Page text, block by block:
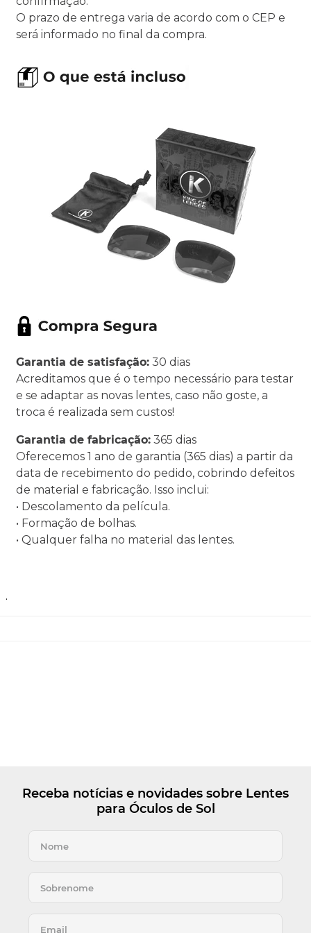
O prazo de entrega varia de acordo com o CEP e
será informado no final da compra.
Garantia de satisfação: 30 dias
Acreditamos que é o tempo necessário para testar
e se adaptar as novas lentes, caso não goste, a
troca é realizada sem custos!
Garantia de fabricação: 365 dias
Oferecemos 1 ano de garantia (365 dias) a partir da
data de recebimento do pedido, cobrindo defeitos
de material e fabricação. Isso inclui:
• Descolamento da película.
• Formação de bolhas.
• Qualquer falha no material das lentes.
.
Receba notícias e novidades sobre Lentes
para Óculos de Sol